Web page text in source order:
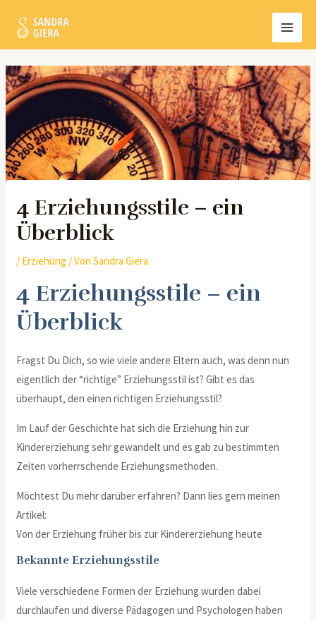
Inhalt
springen
4 Erziehungsstile – ein
Überblick
/ Erziehung / VonSandra Giera
4 Erziehungsstile – ein
Überblick
Fragst Du Dich, so wie viele andere Eltern auch, was denn nun
eigentlich der “richtige” Erziehungsstil ist? Gibt es das
überhaupt, den einen richtigen Erziehungsstil?
Im Lauf der Geschichte hat sich die Erziehung hin zur
Kindererziehung sehr gewandelt und es gab zu bestimmten
Zeiten vorherrschende Erziehungsmethoden.
Möchtest Du mehr darüber erfahren? Dann lies gern meinen
Artikel:
Von der Erziehung früher bis zur Kindererziehung heute
Bekannte Erziehungsstile
Viele verschiedene Formen der Erziehung wurden dabei
durchlaufen und diverse Pädagogen und Psychologen haben
navigation